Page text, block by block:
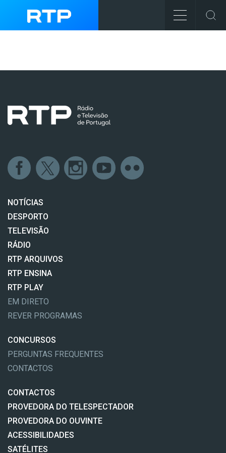
NOTÍCIAS
DESPORTO
TELEVISÃO
RÁDIO
RTP ARQUIVOS
RTP ENSINA
RTP PLAY
EM DIRETO
REVER PROGRAMAS
CONCURSOS
PERGUNTAS FREQUENTES
CONTACTOS
CONTACTOS
PROVEDORA DO TELESPECTADOR
PROVEDORA DO OUVINTE
ACESSIBILIDADES
SATÉLITES